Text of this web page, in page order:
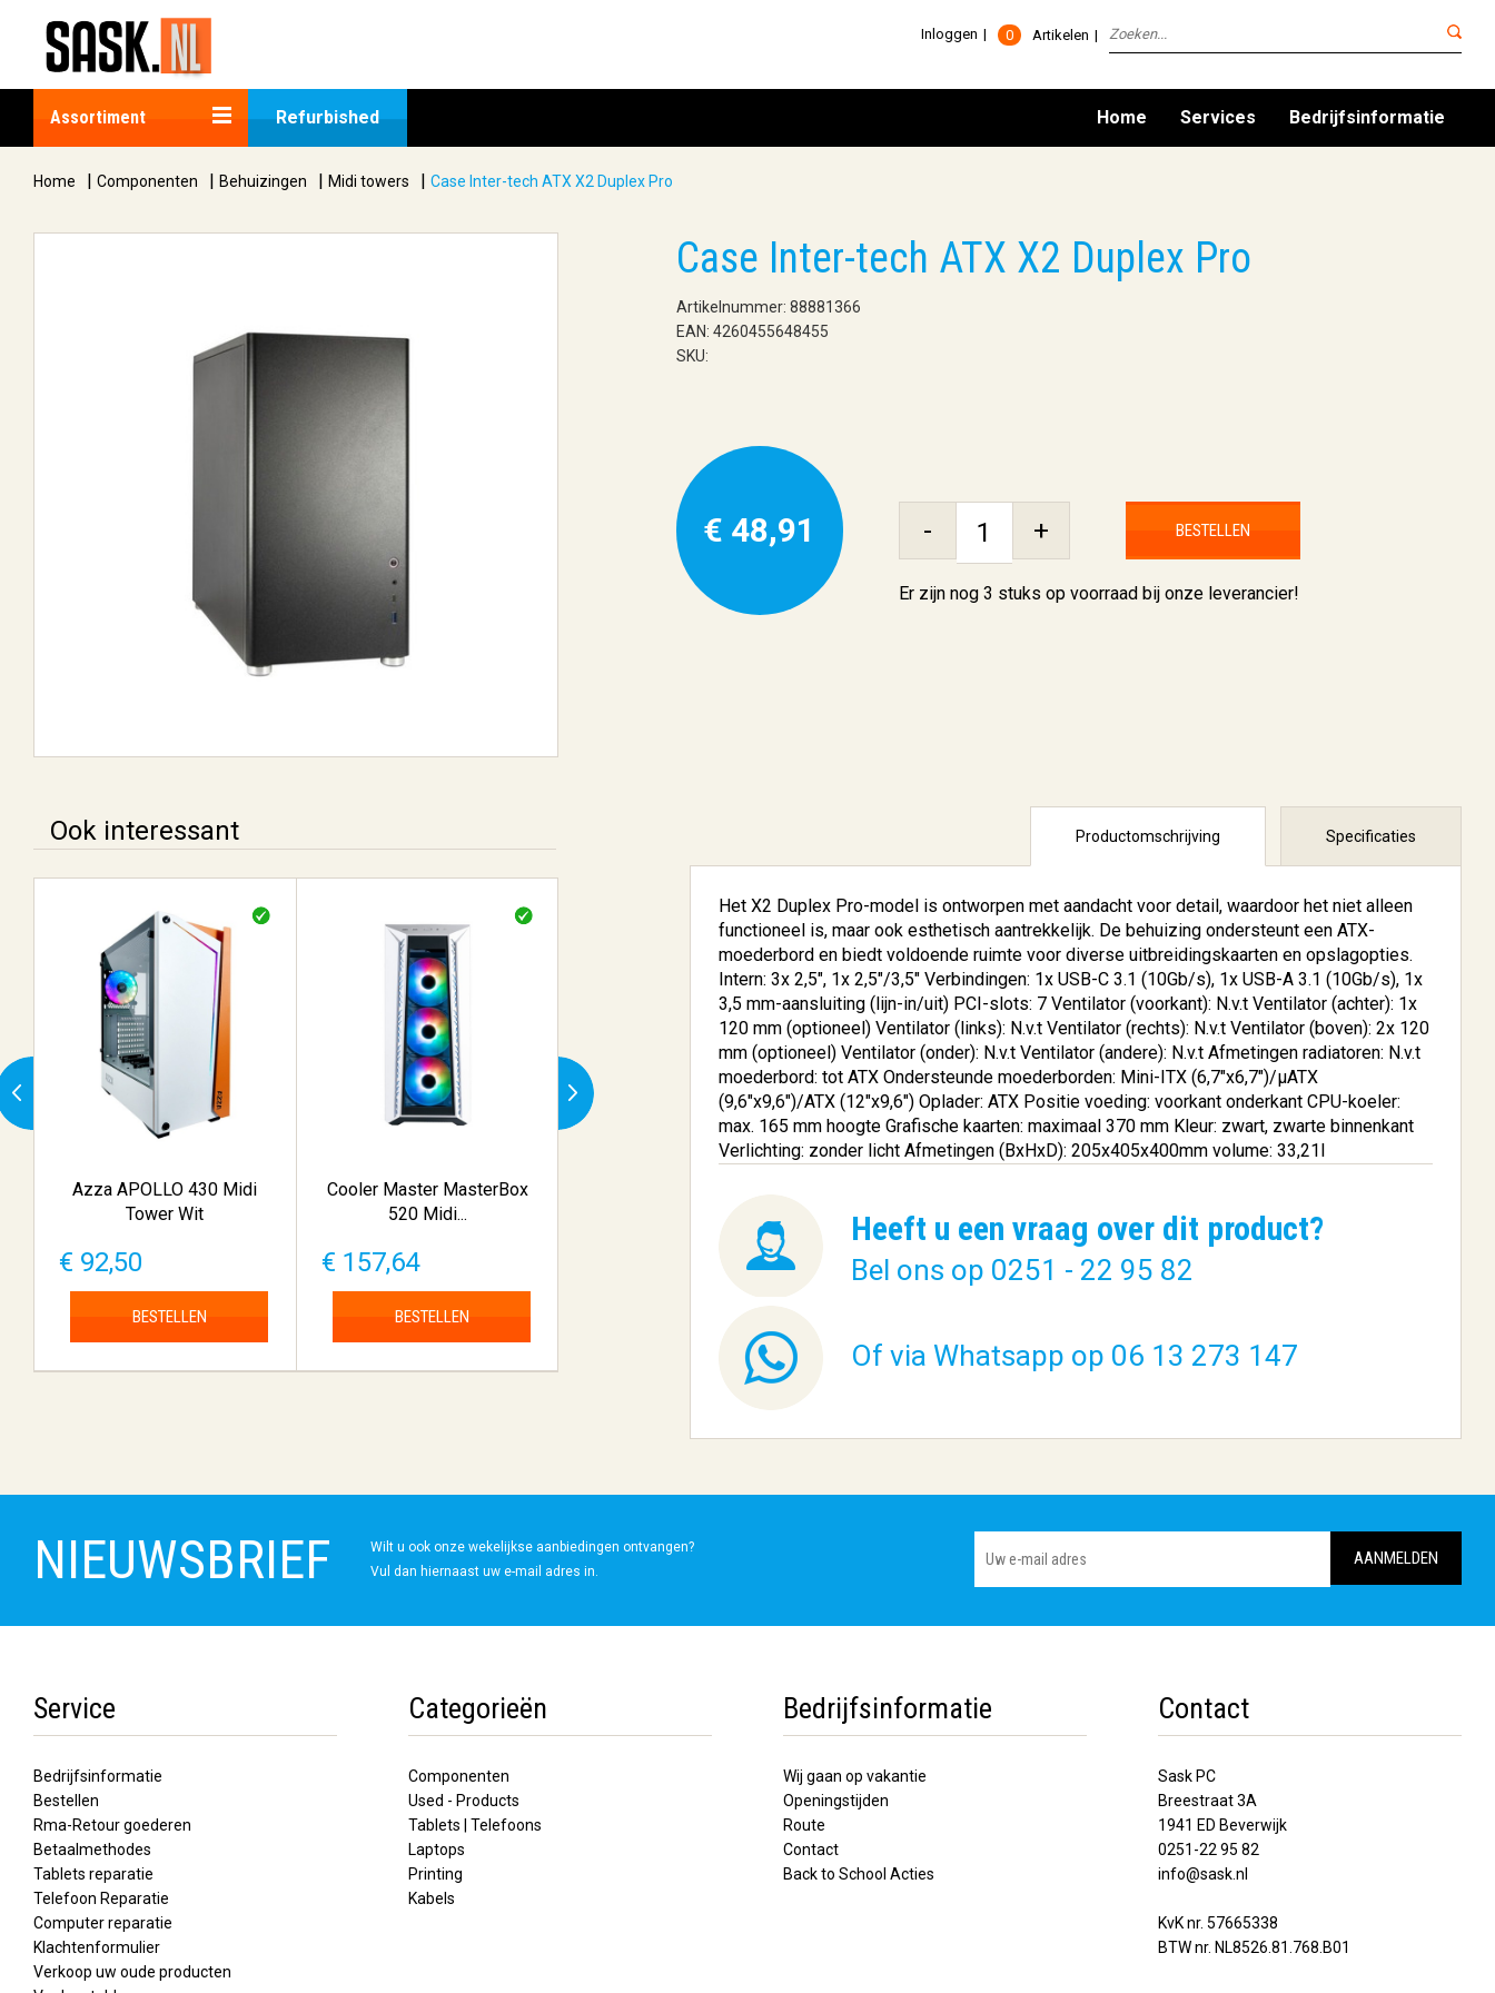
0 Artikelen
Inloggen
Assortiment Refurbished Home Services Bedrijfsinformatie
Home | Componenten | Behuizingen | Midi towers | Case Inter-tech ATX X2 Duplex Pro
Case Inter-tech ATX X2 Duplex Pro
Artikelnummer: 88881366
EAN: 4260455648455
SKU:
€ 48,91 - + BESTELLEN
Er zijn nog 3 stuks op voorraad bij onze leverancier!
Ook interessant
Azza APOLLO 430 Midi
Tower Wit
€ 92,50
BESTELLEN
Cooler Master MasterBox
520 Midi...
€ 157,64
BESTELLEN
Window Z...
€ 109,34
500 Midi ...
€ 75,43
Productomschrijving Specificaties
Het X2 Duplex Pro-model is ontworpen met aandacht voor detail, waardoor het niet alleen
functioneel is, maar ook esthetisch aantrekkelijk. De behuizing ondersteunt een ATX-
moederbord en biedt voldoende ruimte voor diverse uitbreidingskaarten en opslagopties.
Intern: 3x 2,5", 1x 2,5"/3,5" Verbindingen: 1x USB-C 3.1 (10Gb/​s), 1x USB-A 3.1 (10Gb/​s), 1x
3,5 mm-aansluiting (lijn-in/​uit) PCI-slots: 7 Ventilator (voorkant): N.v.t Ventilator (achter): 1x
120 mm (optioneel) Ventilator (links): N.v.t Ventilator (rechts): N.v.t Ventilator (boven): 2x 120
mm (optioneel) Ventilator (onder): N.v.t Ventilator (andere): N.v.t Afmetingen radiatoren: N.v.t
moederbord: tot ATX Ondersteunde moederborden: Mini-ITX (6,7"x6,7")/μATX
(9,6"x9,6")/ATX (12"x9,6") Oplader: ATX Positie voeding: voorkant onderkant CPU-koeler:
max. 165 mm hoogte Grafische kaarten: maximaal 370 mm Kleur: zwart, zwarte binnenkant
Verlichting: zonder licht Afmetingen (BxHxD): 205x405x400mm volume: 33,21l
Heeft u een vraag over dit product?
Bel ons op 0251 - 22 95 82
Of via Whatsapp op 06 13 273 147
NIEUWSBRIEF
Wilt u ook onze wekelijkse aanbiedingen ontvangen?
Vul dan hiernaast uw e-mail adres in.
Service
Bedrijfsinformatie
Bestellen
Rma-Retour goederen
Betaalmethodes
Tablets reparatie
Telefoon Reparatie
Computer reparatie
Klachtenformulier
Verkoop uw oude producten
Categorieën
Componenten
Used - Products
Tablets | Telefoons
Laptops
Printing
Kabels
Bedrijfsinformatie
Wij gaan op vakantie
Openingstijden
Route
Contact
Back to School Acties
Contact
Sask PC
Breestraat 3A
1941 ED Beverwijk
0251-22 95 82
info@sask.nl
KvK nr. 57665338
BTW nr. NL8526.81.768.B01